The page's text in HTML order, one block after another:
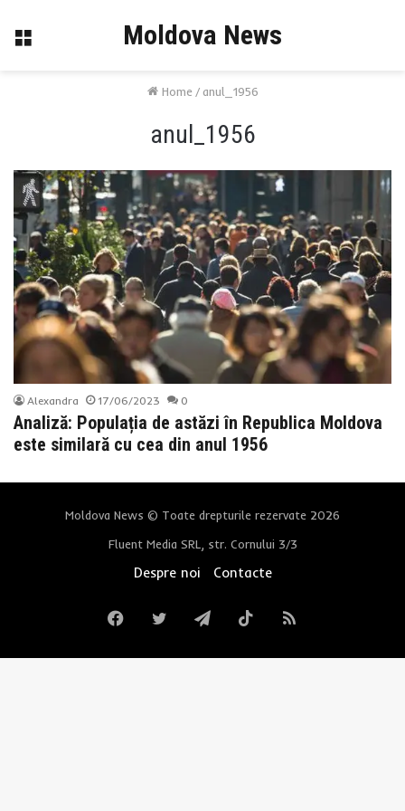
Menu Moldova News
Home / anul_1956
anul_1956
Alexandra 17/06/2023 0
Analiză: Populația de astăzi în Republica Moldova
este similară cu cea din anul 1956
Moldova News © Toate drepturile rezervate 2026
Fluent Media SRL, str. Cornului 3/3
Despre noi Contacte
FacebookTwitterTelegramTikTokRSS